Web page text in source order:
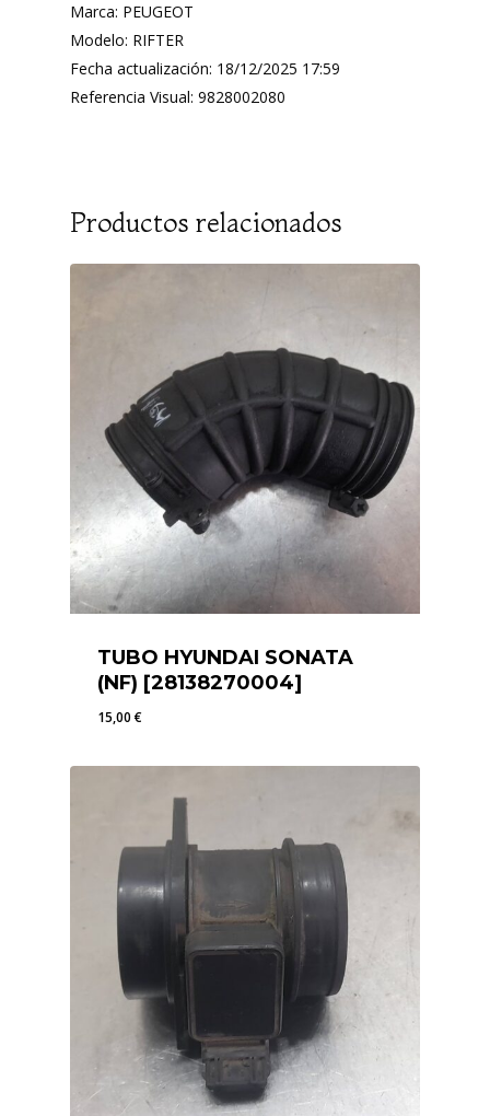
Marca: PEUGEOT
Modelo: RIFTER
Fecha actualización: 18/12/2025 17:59
Referencia Visual: 9828002080
Productos relacionados
TUBO HYUNDAI SONATA
(NF) [28138270004]
15,00€